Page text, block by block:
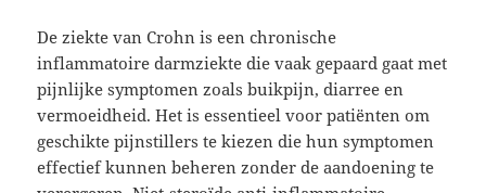
De ziekte van Crohn is een chronische
inflammatoire darmziekte die vaak gepaard gaat met
pijnlijke symptomen zoals buikpijn, diarree en
vermoeidheid. Het is essentieel voor patiënten om
geschikte pijnstillers te kiezen die hun symptomen
effectief kunnen beheren zonder de aandoening te